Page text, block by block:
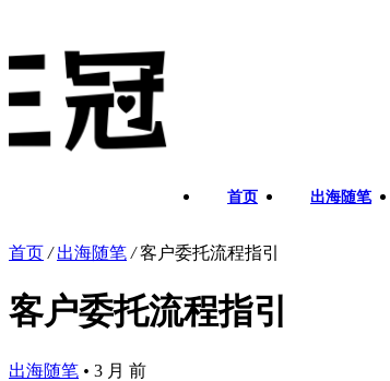
首页 出海随笔
首页 / 出海随笔 / 客户委托流程指引
客户委托流程指引
出海随笔 • 3 月 前